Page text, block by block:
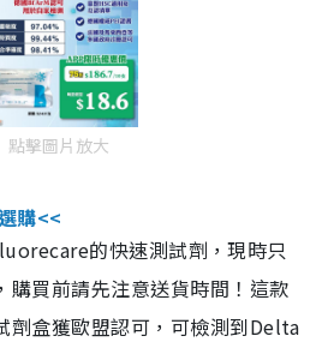
點擊圖片放大
購<<
的快速測試劑，現時只
購買前請先注意送貨時間！這款
劑盒獲歐盟認可，可檢測到Delta